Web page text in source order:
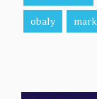
obaly